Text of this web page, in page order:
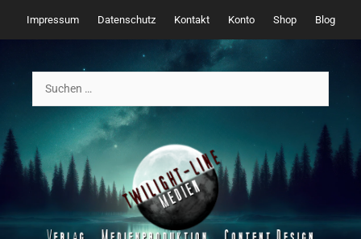
Inhalt
springen
Impressum Datenschutz Kontakt Konto Shop Blog
nach: